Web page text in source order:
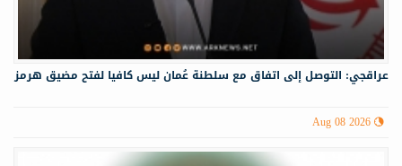
عراقجي: التوصل إلى اتفاق مع سلطنة عُمان ليس كافيا لفتح مضيق هرمز
Aug 08 2026